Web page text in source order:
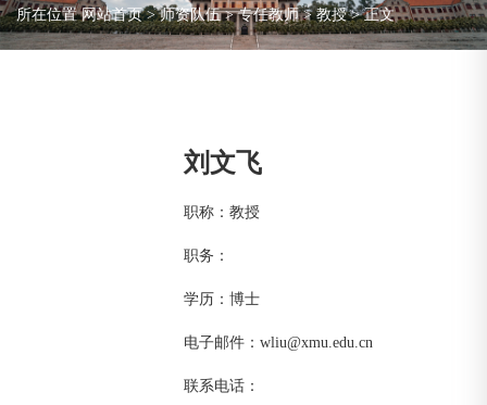
所在位置网站首页>师资队伍>专任教师>教授> 正文
刘文飞
职称：教授
职务：
学历：博士
电子邮件：wliu@xmu.edu.cn
联系电话：